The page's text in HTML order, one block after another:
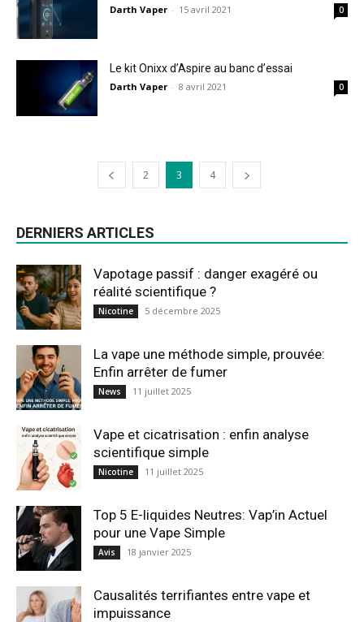
Darth Vaper - 15 avril 2021 0
Le kit Onixx d’Aspire au banc d’essai
Darth Vaper - 8 avril 2021 0
2 3 4
DERNIERS ARTICLES
Vapotage passif : danger exagéré ou
réalité scientifique ?
Nicotine 5 décembre 2025
La vape une méthode simple, prouvée:
Enfin arrêter de fumer
News 11 juillet 2025
Vape et cicatrisation : enfin analyse
scientifique simple
Nicotine 11 juillet 2025
Top 5 E-liquides Neutres: Vap’in Actuel
pour une Vape Simple
Avis 18 janvier 2025
Causalités terrifiantes entre vape et
impuissance